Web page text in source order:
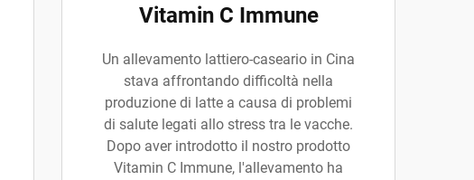
Vitamin C Immune
Un allevamento lattiero-caseario in Cina
stava affrontando difficoltà nella
produzione di latte a causa di problemi
di salute legati allo stress tra le vacche.
Dopo aver introdotto il nostro prodotto
Vitamin C Immune, l'allevamento ha